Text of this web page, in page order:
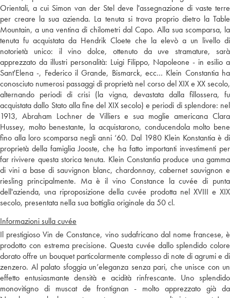
Orientali, a cui Simon van der Stel deve l'assegnazione di vaste terre
per creare la sua azienda. La tenuta si trova proprio dietro la Table
Mountain, a una ventina di chilometri dal Capo. Alla sua scomparsa, la
tenuta fu acquistata da Hendrik Cloete che la elevò a un livello di
notorietà unico: il vino dolce, ottenuto da uve stramature, sarà
apprezzato da illustri personalità: Luigi Filippo, Napoleone - in esilio a
Sant'Elena -, Federico il Grande, Bismarck, ecc… Klein Constantia ha
conosciuto numerosi passaggi di proprietà nel corso del XIX e XX secolo,
alternando periodi di crisi (la vigna, devastata dalla fillossera, fu
acquistata dallo Stato alla fine del XIX secolo) e periodi di splendore: nel
1913, Abraham Lochner de Villiers e sua moglie americana Clara
Hussey, molto benestante, la acquistarono, conducendola molto bene
fino alla loro scomparsa negli anni ‘60. Dal 1980 Klein Konstantia è di
proprietà della famiglia Jooste, che ha fatto importanti investimenti per
far rivivere questa storica tenuta. Klein Constantia produce una gamma
di vini a base di sauvignon blanc, chardonnay, cabernet sauvignon e
riesling principalmente. Ma è il vino Constance la cuvée di punta
dell'azienda, una riproposizione della cuvée prodotta nel XVIII e XIX
secolo, presentata nella sua bottiglia originale da 50 cl.
Informazioni sulla cuvée
Il prestigioso Vin de Constance, vino sudafricano dal nome francese, è
prodotto con estrema precisione. Questa cuvée dallo splendido colore
dorato offre un bouquet particolarmente complesso di note di agrumi e di
zenzero. Al palato sfoggia un’eleganza senza pari, che unisce con un
effetto entusiasmante densità e acidità rinfrescante. Uno splendido
monovitigno di muscat de frontignan - molto apprezzato già da